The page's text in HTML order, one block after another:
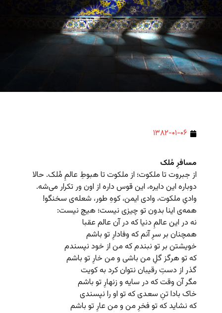
۱۳۸۲-۰۱-۰۶
مسافرِ مُلک
از جبروت تا ملکوت؛ از ملکوت تا هبوطِ عالمِ مُلک. حالا
دوباره این دایره، این قوس داره از اون ور تکرار می‌شه.
وادیِ ملکوت، وادی ایمن، کوهِ طور، شعله‌ی سخنگو!
همه‌ی اینا بدون تو چیزی نیست؛ هیچ نیست:
نه در این عالمِ دنیا که در آن عالم عقبا
همچنان بر سرِ آنم که وفادارِ تو باشم
خویشتن بر تو نبندم که من از خود نپسندم
که تو هرگز گلِ من باشی و من خارِ تو باشم
گذر از دستِ رقیبان نتوان کرد به کویت
مگر آن وقت که در سایه و زنهارِ تو باشم
خاک بادا تنِ سعدی که تو او را نپسندی
که نشاید که تو فخرِ من و من عارِ تو باشم